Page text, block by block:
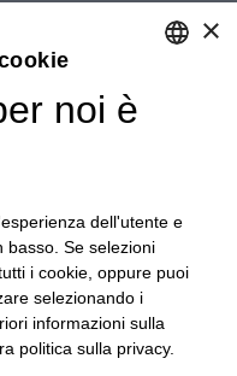
è un marchio di Olio
Creato da:etinet.it
×
noi è
dell'utente e
basso. Se selezioni
i cookie, oppure puoi
selezionando i
informazioni sulla
politica sulla privacy.